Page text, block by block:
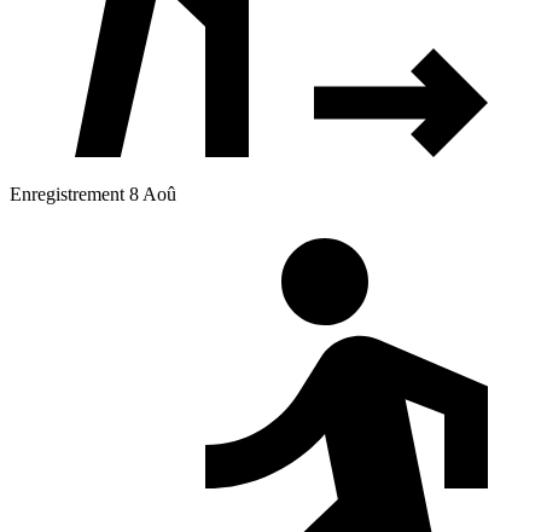
Enregistrement 8 Aoû